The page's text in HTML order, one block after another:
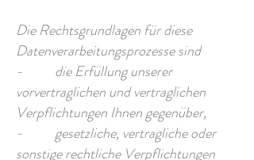
Die Rechtsgrundlagen für diese
Datenverarbeitungsprozesse sind
- die Erfüllung unserer
vorvertraglichen und vertraglichen
Verpflichtungen Ihnen gegenüber,
- gesetzliche, vertragliche oder
sonstige rechtliche Verpflichtungen